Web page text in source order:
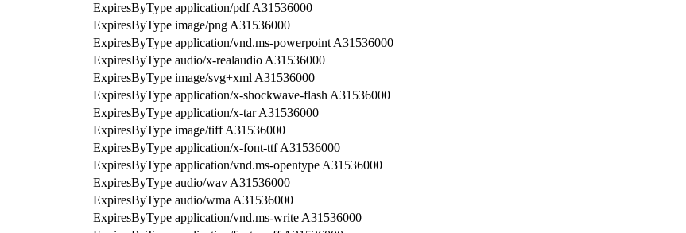
ExpiresByType application/pdf A31536000
ExpiresByType image/png A31536000
ExpiresByType application/vnd.ms-powerpoint A31536000
ExpiresByType audio/x-realaudio A31536000
ExpiresByType image/svg+xml A31536000
ExpiresByType application/x-shockwave-flash A31536000
ExpiresByType application/x-tar A31536000
ExpiresByType image/tiff A31536000
ExpiresByType application/x-font-ttf A31536000
ExpiresByType application/vnd.ms-opentype A31536000
ExpiresByType audio/wav A31536000
ExpiresByType audio/wma A31536000
ExpiresByType application/vnd.ms-write A31536000